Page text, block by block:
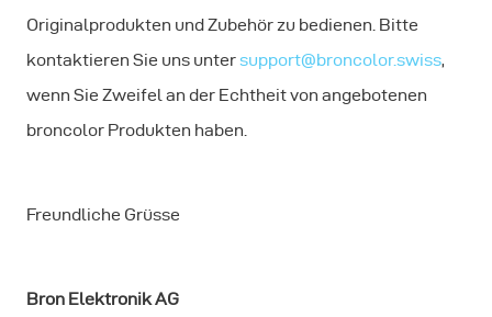
Originalprodukten und Zubehör zu bedienen. Bitte
kontaktieren Sie uns untersupport@broncolor.swiss,
wenn Sie Zweifel an der Echtheit von angebotenen
broncolor Produkten haben.
Freundliche Grüsse
Bron Elektronik AG